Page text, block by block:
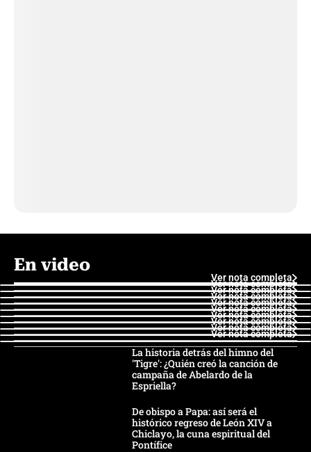
En video
Ver nota completa
Ver nota completa
Ver nota completa
Ver nota completa
Ver nota completa
Ver nota completa
Ver nota completa
Ver nota completa
Ver nota completa
Ver nota completa
La historia detrás del himno del
'Tigre': ¿Quién creó la canción de
campaña de Abelardo de la
Espriella?
De obispo a Papa: así será el
histórico regreso de León XIV a
Chiclayo, la cuna espiritual del
Pontífice